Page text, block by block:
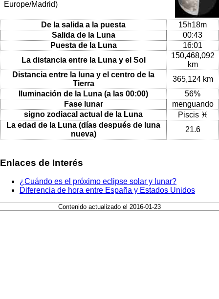
Europe/Madrid)
De la salida a la puesta
15h18m
Salida de la Luna
00:43
Puesta de la Luna
16:01
La distancia entre la Luna y el Sol
150,468,092
km
Distancia entre la luna y el centro de la
Tierra
365,124 km
Iluminación de la Luna (a las 00:00)
56%
Fase lunar
menguando
signo zodiacal actual de la Luna
Piscis ♓
La edad de la Luna (días después de luna
nueva)
21.6
Enlaces de Interés
¿Cuándo es el próximo eclipse solar y lunar?
Diferencia de hora entre España y Estados Unidos
Contenido actualizado el 2016-01-23